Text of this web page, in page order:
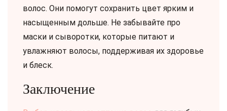
волос. Они помогут сохранить цвет ярким и
насыщенным дольше. Не забывайте про
маски и сыворотки, которые питают и
увлажняют волосы, поддерживая их здоровье
и блеск.
Заключение